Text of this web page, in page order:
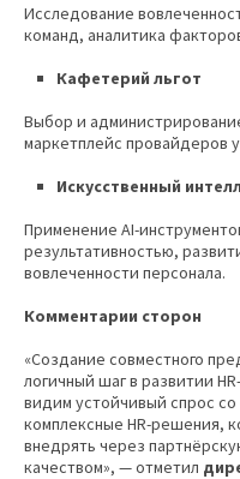
Исследование
команд, аналитика
Кафетерий льгот
Выбор и
маркетплейс провайдеров
Искусственный
Применение AI-
результативностью,
вовлеченности персонала.
Комментарии сторон
«Создание совместного
логичный шаг в развитии
видим устойчивый спрос
комплексные HR-решения,
внедрять через
качеством», — отметил